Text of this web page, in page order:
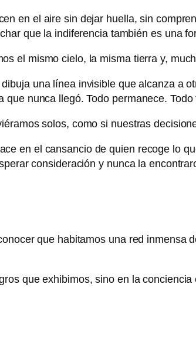
en el aire sin dejar huella, sin
que la indiferencia también es una
el mismo cielo, la misma tierra y,
una línea invisible que alcanza a
nunca llegó. Todo permanece.
solos, como si nuestras
en el cansancio de quien recoge lo
consideración y nunca la
que habitamos una red
que exhibimos, sino en la